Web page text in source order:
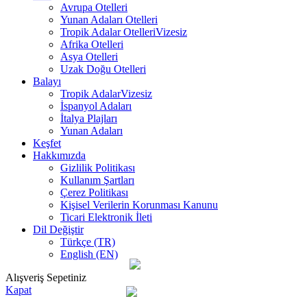
Avrupa Otelleri
Yunan Adaları Otelleri
Tropik Adalar OtelleriVizesiz
Afrika Otelleri
Asya Otelleri
Uzak Doğu Otelleri
Balayı
Tropik AdalarVizesiz
İspanyol Adaları
İtalya Plajları
Yunan Adaları
Keşfet
Hakkımızda
Gizlilik Politikası
Kullanım Şartları
Çerez Politikası
Kişisel Verilerin Korunması Kanunu
Ticari Elektronik İleti
Dil Değiştir
Türkçe (TR)
English (EN)
Alışveriş Sepetiniz
Kapat